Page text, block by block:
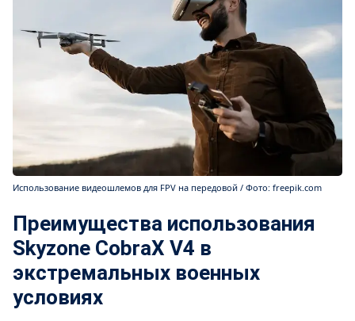
Использование видеошлемов для FPV на передовой / Фото: freepik.com
Преимущества использования
Skyzone CobraX V4 в
экстремальных военных
условиях